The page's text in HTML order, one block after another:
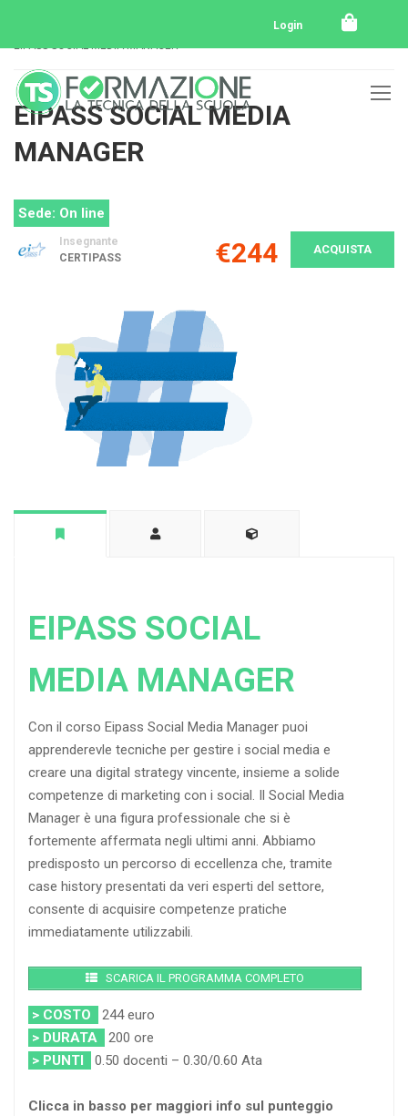
Login
Certificazioni informatiche Eipass
EIPASS SOCIAL MEDIA MANAGER
EIPASS SOCIAL MEDIA
MANAGER
Sede: On line
Insegnante
CERTIPASS
€244 ACQUISTA
EIPASS SOCIAL
MEDIA MANAGER
Con il corso Eipass Social Media Manager puoi
apprenderevle tecniche per gestire i social media e
creare una digital strategy vincente, insieme a solide
competenze di marketing con i social. Il Social Media
Manager è una figura professionale che si è
fortemente affermata negli ultimi anni. Abbiamo
predisposto un percorso di eccellenza che, tramite
case history presentati da veri esperti del settore,
consente di acquisire competenze pratiche
immediatamente utilizzabili.
SCARICA IL PROGRAMMA COMPLETO
> COSTO
244 euro
> DURATA
200 ore
> PUNTI
0.50 docenti – 0.30/0.60 Ata
Clicca in basso per maggiori info sul punteggio